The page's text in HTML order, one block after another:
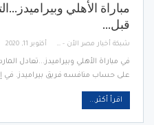
مباراة الأهلي
قبل…
شبكة أخبار مصر الأن - Egypt News Network Now أكتوبر 11, 2020
في مباراة الأهلي وبيراميدز...تعادل
على حساب منافسه فريق بيراميدز. في
اقرأ أكثر...